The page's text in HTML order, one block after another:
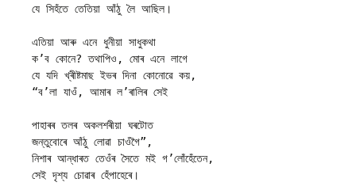
যে সিহঁতে তেতিয়া আঁঠু লৈ আছিল।
এতিয়া আৰু এনে ধুনীয়া সাধুকথা
ক’ব কোনে? তথাপিও, মোৰ এনে লাগে
যে যদি খ্ৰীষ্টমাছ ইভৰ দিনা কোনোৱে কয়,
“ব’লা যাওঁ, আমাৰ ল’ৰালিৰ সেই
পাহাৰৰ তলৰ অকলশৰীয়া ঘৰটোত
জন্তুবোৰে আঁঠু লোৱা চাওঁগৈ”,
নিশাৰ আন্ধাৰত তেওঁৰ সৈতে মই গ’লোঁহেঁতেন,
সেই দৃশ্য চোৱাৰ হেঁপাহেৰে।